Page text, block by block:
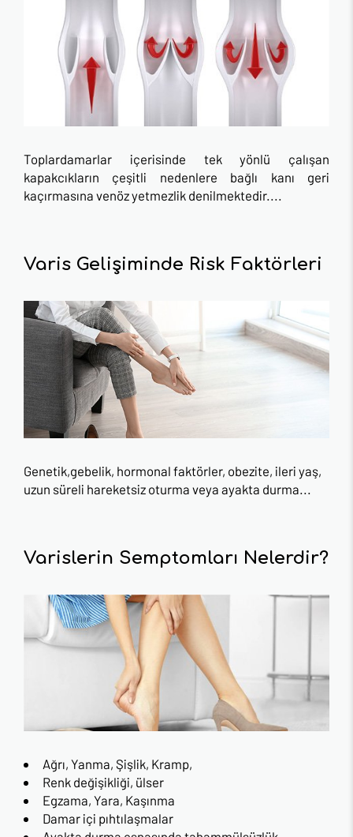
Toplardamarlar içerisinde tek yönlü çalışan
kapakcıkların çeşitli nedenlere bağlı kanı geri
kaçırmasına venöz yetmezlik denilmektedir....
Varis Gelişiminde Risk Faktörleri
Genetik,gebelik, hormonal faktörler, obezite, ileri yaş,
uzun süreli hareketsiz oturma veya ayakta durma...
Varislerin Semptomları Nelerdir?
Ağrı, Yanma, Şişlik, Kramp,
Renk değişikliği, ülser
Egzama, Yara, Kaşınma
Damar içi pıhtılaşmalar